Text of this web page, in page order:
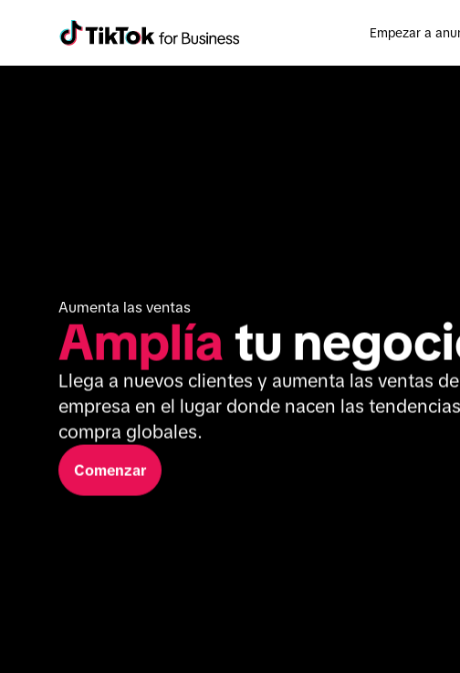
Empezar a
Aumenta las ventas
Amplía tu
Llega a nuevos clientes y aumenta las ventas
empresa en el lugar donde nacen las
compra globales.
Comenzar